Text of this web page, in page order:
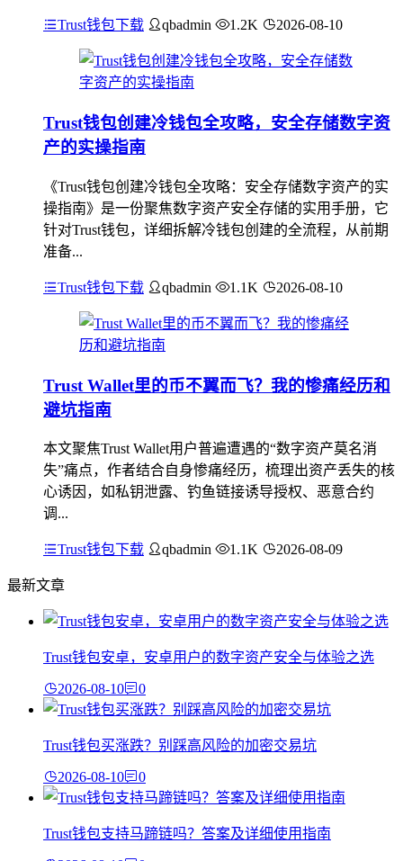
Trust钱包下载 qbadmin 1.2K 2026-08-10
Trust钱包创建冷钱包全攻略，安全存储数字资
产的实操指南
《Trust钱包创建冷钱包全攻略：安全存储数字资产的实
操指南》是一份聚焦数字资产安全存储的实用手册，它
针对Trust钱包，详细拆解冷钱包创建的全流程，从前期
准备...
Trust钱包下载 qbadmin 1.1K 2026-08-10
Trust Wallet里的币不翼而飞？我的惨痛经历和
避坑指南
本文聚焦Trust Wallet用户普遍遭遇的“数字资产莫名消
失”痛点，作者结合自身惨痛经历，梳理出资产丢失的核
心诱因，如私钥泄露、钓鱼链接诱导授权、恶意合约
调...
Trust钱包下载 qbadmin 1.1K 2026-08-09
最新文章
Trust钱包安卓，安卓用户的数字资产安全与体验之选
2026-08-10 0
Trust钱包买涨跌？别踩高风险的加密交易坑
2026-08-10 0
Trust钱包支持马蹄链吗？答案及详细使用指南